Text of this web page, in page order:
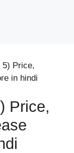
5) Price,
in hindi
Price,